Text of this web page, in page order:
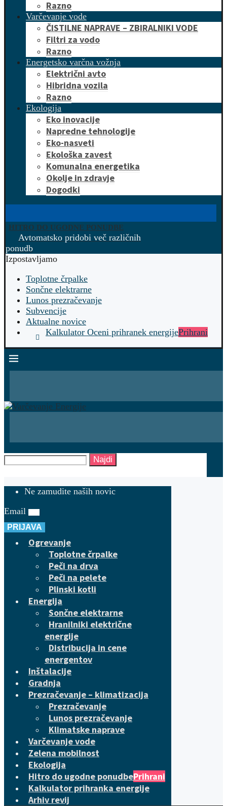
Razno
Varčevanje vode
ČISTILNE NAPRAVE – ZBIRALNIKI VODE
Filtri za vodo
Razno
Energetsko varčna vožnja
Električni avto
Hibridna vozila
Razno
Ekologija
Eko inovacije
Napredne tehnologije
Eko-nasveti
Ekološka zavest
Komunalna energetika
Okolje in zdravje
Dogodki
HITRO DO UGODNE PONUDBE
Avtomatsko pridobi več različnih
ponudb
Izpostavljamo
Toplotne črpalke
Sončne elektrarne
Lunos prezračevanje
Subvencije
Aktualne novice
Kalkulator Oceni prihranek energijePrihrani
Najdi
Ne zamudite naših novic
Email
PRIJAVA
Ogrevanje
Toplotne črpalke
Peči na drva
Peči na pelete
Plinski kotli
Energija
Sončne elektrarne
Hranilniki električne
energije
Distribucija in cene
energentov
Inštalacije
Gradnja
Prezračevanje – klimatizacija
Prezračevanje
Lunos prezračevanje
Klimatske naprave
Varčevanje vode
Zelena mobilnost
Ekologija
Hitro do ugodne ponudbePrihrani
Kalkulator prihranka energije
Arhiv revij